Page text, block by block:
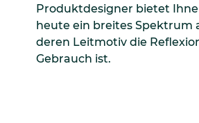
Produktdesigner bietet
heute ein breites Spektrum
deren Leitmotiv die
Gebrauch ist.